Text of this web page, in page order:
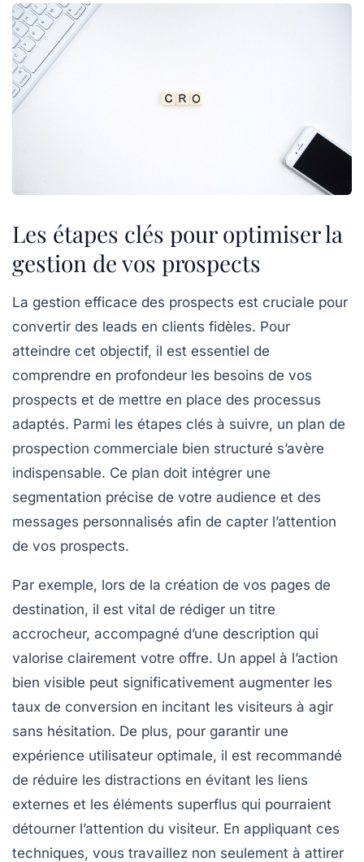
Les étapes clés pour optimiser la
gestion de vos prospects
La gestion efficace des prospects est cruciale pour
convertir des leads en clients fidèles. Pour
atteindre cet objectif, il est essentiel de
comprendre en profondeur les besoins de vos
prospects et de mettre en place des processus
adaptés. Parmi les étapes clés à suivre, un plan de
prospection commerciale bien structuré s’avère
indispensable. Ce plan doit intégrer une
segmentation précise de votre audience et des
messages personnalisés afin de capter l’attention
de vos prospects.
Par exemple, lors de la création de vos pages de
destination, il est vital de rédiger un titre
accrocheur, accompagné d’une description qui
valorise clairement votre offre. Un appel à l’action
bien visible peut significativement augmenter les
taux de conversion en incitant les visiteurs à agir
sans hésitation. De plus, pour garantir une
expérience utilisateur optimale, il est recommandé
de réduire les distractions en évitant les liens
externes et les éléments superflus qui pourraient
détourner l’attention du visiteur. En appliquant ces
techniques, vous travaillez non seulement à attirer